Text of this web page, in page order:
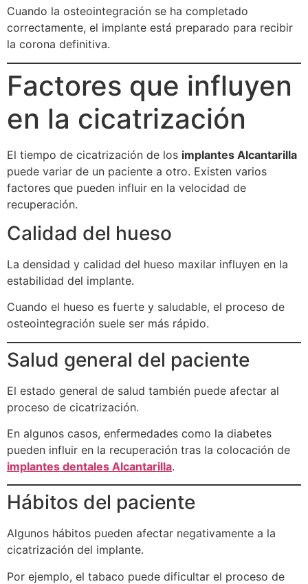
Cuando la osteointegración se ha completado
correctamente, el implante está preparado para recibir
la corona definitiva.
Factores que influyen
en la cicatrización
El tiempo de cicatrización de los implantes Alcantarilla
puede variar de un paciente a otro. Existen varios
factores que pueden influir en la velocidad de
recuperación.
Calidad del hueso
La densidad y calidad del hueso maxilar influyen en la
estabilidad del implante.
Cuando el hueso es fuerte y saludable, el proceso de
osteointegración suele ser más rápido.
Salud general del paciente
El estado general de salud también puede afectar al
proceso de cicatrización.
En algunos casos, enfermedades como la diabetes
pueden influir en la recuperación tras la colocación de
implantes dentales Alcantarilla.
Hábitos del paciente
Algunos hábitos pueden afectar negativamente a la
cicatrización del implante.
Por ejemplo, el tabaco puede dificultar el proceso de